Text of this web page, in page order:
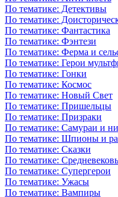
По тематике: Детективы
По тематике:
По тематике: Фантастика
По тематике: Фэнтези
По тематике: Ферма и
По тематике: Герои
По тематике: Гонки
По тематике: Космос
По тематике: Новый Свет
По тематике: Пришельцы
По тематике: Призраки
По тематике: Самураи и
По тематике: Шпионы и
По тематике: Сказки
По тематике:
По тематике: Супергерои
По тематике: Ужасы
По тематике: Вампиры